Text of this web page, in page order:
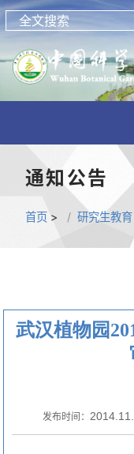
通知公告
首页 > 研究生教育
武汉植物园
发布时间：